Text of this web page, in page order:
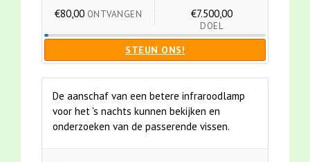
€80,00 ONTVANGEN €7.500,00
DOEL
STEUN ONS!
De aanschaf van een betere infraroodlamp
voor het 's nachts kunnen bekijken en
onderzoeken van de passerende vissen.